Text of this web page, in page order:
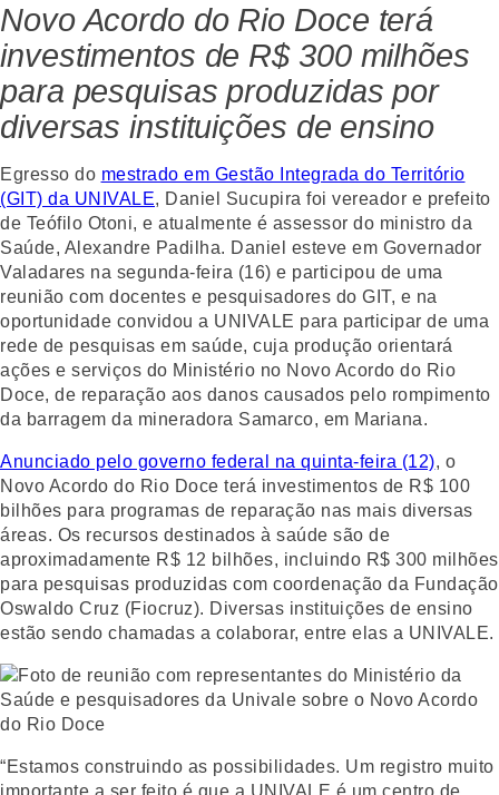
Novo Acordo do Rio Doce terá
investimentos de R$ 300 milhões
para pesquisas produzidas por
diversas instituições de ensino
Egresso do mestrado em Gestão Integrada do Território
(GIT) da UNIVALE, Daniel Sucupira foi vereador e prefeito
de Teófilo Otoni, e atualmente é assessor do ministro da
Saúde, Alexandre Padilha. Daniel esteve em Governador
Valadares na segunda-feira (16) e participou de uma
reunião com docentes e pesquisadores do GIT, e na
oportunidade convidou a UNIVALE para participar de uma
rede de pesquisas em saúde, cuja produção orientará
ações e serviços do Ministério no Novo Acordo do Rio
Doce, de reparação aos danos causados pelo rompimento
da barragem da mineradora Samarco, em Mariana.
Anunciado pelo governo federal na quinta-feira (12), o
Novo Acordo do Rio Doce terá investimentos de R$ 100
bilhões para programas de reparação nas mais diversas
áreas. Os recursos destinados à saúde são de
aproximadamente R$ 12 bilhões, incluindo R$ 300 milhões
para pesquisas produzidas com coordenação da Fundação
Oswaldo Cruz (Fiocruz). Diversas instituições de ensino
estão sendo chamadas a colaborar, entre elas a UNIVALE.
“Estamos construindo as possibilidades. Um registro muito
importante a ser feito é que a UNIVALE é um centro de